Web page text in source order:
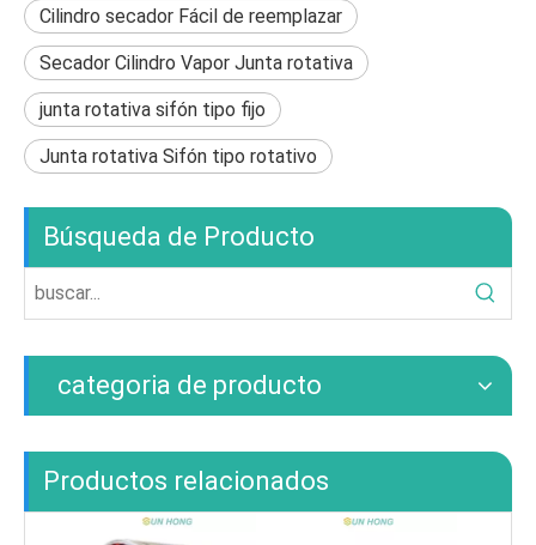
Cilindro secador Fácil de reemplazar
Secador Cilindro Vapor Junta rotativa
junta rotativa sifón tipo fijo
Junta rotativa Sifón tipo rotativo
Búsqueda de Producto
categoria de producto
Productos relacionados